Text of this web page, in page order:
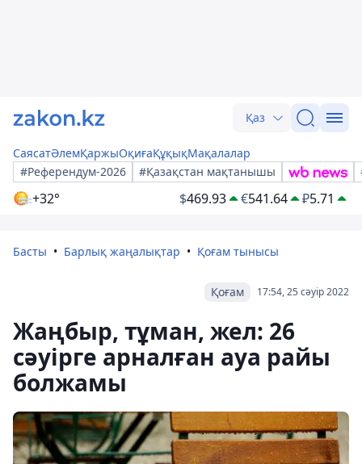
Қаз
СаясатӘлемҚаржыОқиғаҚұқықМақалалар
#Референдум-2026
#Қазақстан мақтанышы
+32° $469.93 €541.64 ₽5.71
Басты Барлық жаңалықтар Қоғам тынысы
17:54, 25 сәуір 2022
Қоғам
Жаңбыр, тұман, жел: 26
сәуірге арналған ауа райы
болжамы